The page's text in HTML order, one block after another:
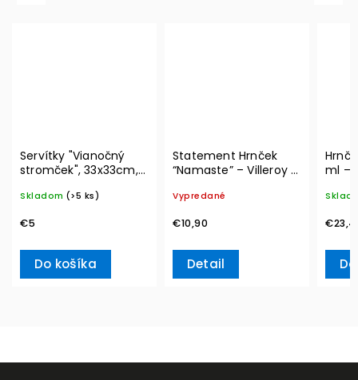
Servítky "Vianočný
stromček", 33x33cm,
L– Villeroy & Boch
Skladom (>5 ks)
€5
Do košíka
Statement Hrnček
“Namaste” – Villeroy &
Vypredané
€10,90
Detail
ml –